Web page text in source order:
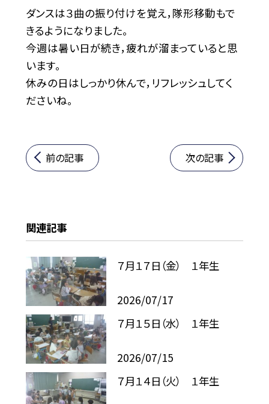
ダンスは３曲の振り付けを覚え，隊形移動もで
きるようになりました。
今週は暑い日が続き，疲れが溜まっていると思
います。
休みの日はしっかり休んで，リフレッシュしてく
ださいね。
前の記事 次の記事
関連記事
７月１７日（金） １年生
2026/07/17
７月１５日（水） １年生
2026/07/15
７月１４日（火） １年生